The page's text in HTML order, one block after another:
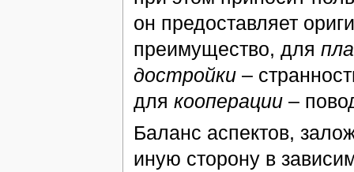
он предоставляет
преимущество, для
достройки–
для кооперации–
Баланс аспектов,
иную сторону в